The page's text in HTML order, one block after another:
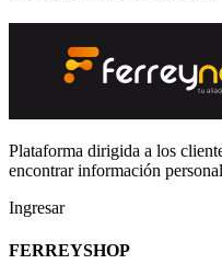
Plataforma dirigida a los
encontrar información
Ingresar
FERREYSHOP